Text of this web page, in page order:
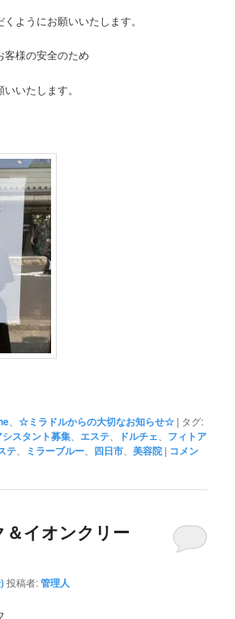
ようにお願いいたします。
客様の安全のため
いたします。
、☆ミラドルからの大切なお知らせ☆ | タグ:
シスタント募集 エステ ドルチェ
フィトア
テ ミラーブルー 四日市 、美容院 | コメン
イオンクリー
投稿者:管理人